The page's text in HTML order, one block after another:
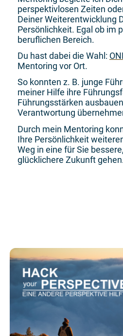
perspektivlosen Zeiten
Deiner Weiterentwicklung
Persönlichkeit. Egal ob im
beruflichen Bereich.
Du hast dabei die Wahl:
Mentoring vor Ort.
So konnten z. B. junge
meiner Hilfe ihre
Führungsstärken
Verantwortung
Durch mein Mentoring
Ihre Persönlichkeit
Weg in eine für Sie
glücklichere Zukunft